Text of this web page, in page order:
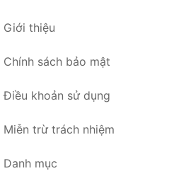
Giới thiệu
Chính sách bảo mật
Điều khoản sử dụng
Miễn trừ trách nhiệm
Danh mục